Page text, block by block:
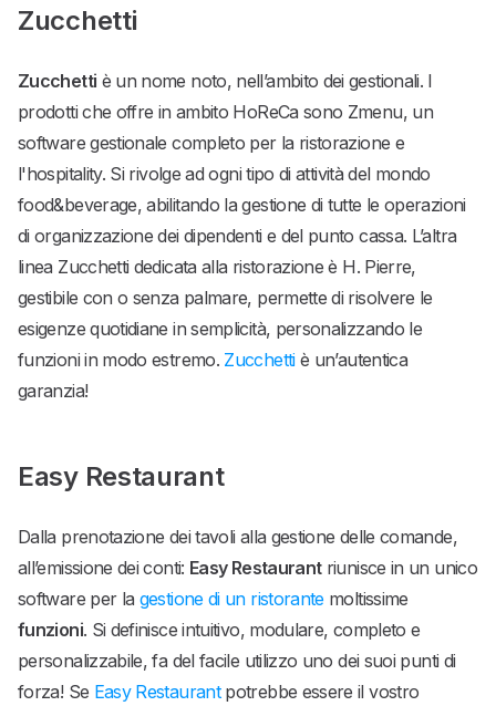
Zucchetti
Zucchetti è un nome noto, nell’ambito dei gestionali. I
prodotti che offre in ambito HoReCa sono Zmenu, un
software gestionale completo per la ristorazione e
l'hospitality. Si rivolge ad ogni tipo di attività del mondo
food&beverage, abilitando la gestione di tutte le operazioni
di organizzazione dei dipendenti e del punto cassa. L’altra
linea Zucchetti dedicata alla ristorazione è H. Pierre,
gestibile con o senza palmare, permette di risolvere le
esigenze quotidiane in semplicità, personalizzando le
funzioni in modo estremo. Zucchettiè un’autentica
garanzia!
Easy Restaurant
Dalla prenotazione dei tavoli alla gestione delle comande,
all’emissione dei conti: Easy Restaurantriunisce in un unico
software per la gestione di un ristorantemoltissime
funzioni. Si definisce intuitivo, modulare, completo e
personalizzabile, fa del facile utilizzo uno dei suoi punti di
forza! Se Easy Restaurantpotrebbe essere il vostro